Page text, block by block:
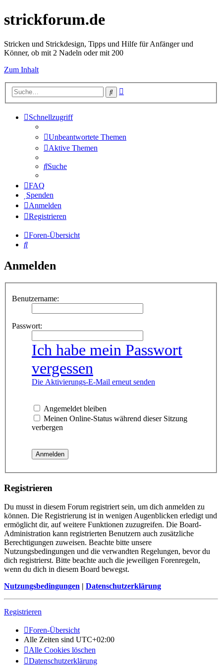
strickforum.de
Stricken und Strickdesign, Tipps und Hilfe für Anfänger und
Könner, ob mit 2 Nadeln oder mit 200
Zum Inhalt
Suche
Schnellzugriff
Unbeantwortete Themen
Aktive Themen
Suche
FAQ
Spenden
Anmelden
Registrieren
Foren-Übersicht
Suche
Anmelden
Benutzername:
Passwort:
Ich habe mein Passwort
vergessen
Die Aktivierungs-E-Mail erneut senden
Angemeldet bleiben
Meinen Online-Status während dieser Sitzung
verbergen
Registrieren
Du musst in diesem Forum registriert sein, um dich anmelden zu
können. Die Registrierung ist in wenigen Augenblicken erledigt und
ermöglicht dir, auf weitere Funktionen zuzugreifen. Die Board-
Administration kann registrierten Benutzern auch zusätzliche
Berechtigungen zuweisen. Beachte bitte unsere
Nutzungsbedingungen und die verwandten Regelungen, bevor du
dich registrierst. Bitte beachte auch die jeweiligen Forenregeln,
wenn du dich in diesem Board bewegst.
Nutzungsbedingungen | Datenschutzerklärung
Registrieren
Foren-Übersicht
Alle Zeiten sind UTC+02:00
Alle Cookies löschen
Datenschutzerklärung